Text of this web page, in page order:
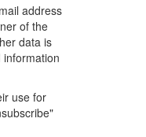
address
of the
data is
use for